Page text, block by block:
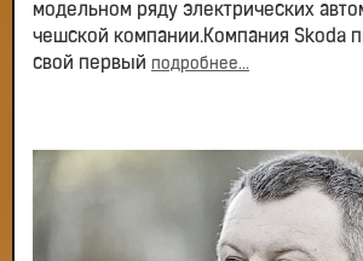
модельном ряду электрических
чешской компании.Компания Skoda
свой первый подробнее...